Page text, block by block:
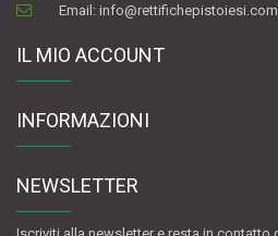
Email:info@rettifichepistoiesi.com
IL MIO ACCOUNT
INFORMAZIONI
NEWSLETTER